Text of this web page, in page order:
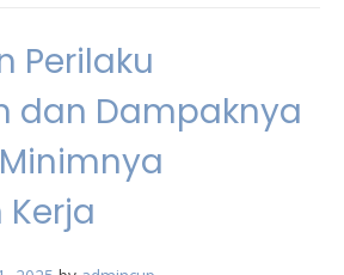
Perilaku
dan Dampaknya